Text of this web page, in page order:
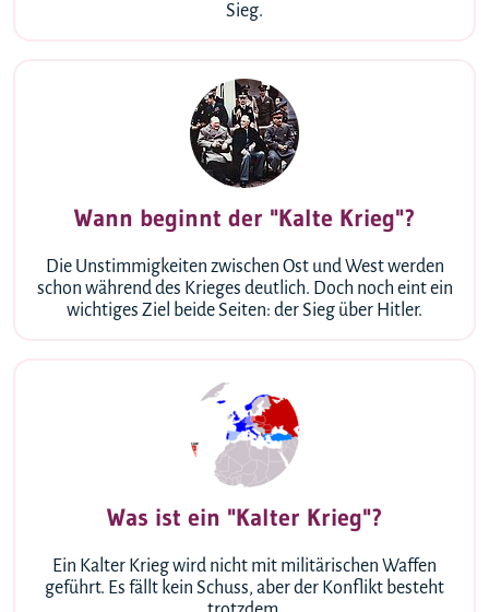
Sieg.
Wann beginnt der "Kalte Krieg"?
Die Unstimmigkeiten zwischen Ost und West werden
schon während des Krieges deutlich. Doch noch eint ein
wichtiges Ziel beide Seiten: der Sieg über Hitler.
Was ist ein "Kalter Krieg"?
Ein Kalter Krieg wird nicht mit militärischen Waffen
geführt. Es fällt kein Schuss, aber der Konflikt besteht